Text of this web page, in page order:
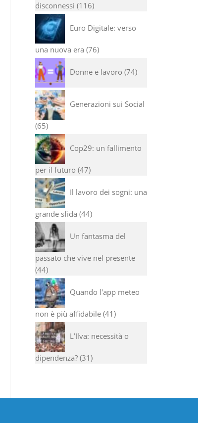
disconnessi 116
Euro Digitale: verso
una nuova era 76
Donne e lavoro 74
Generazioni sui Social
65
Cop29: un fallimento
per il futuro 47
Il lavoro dei sogni: una
grande sfida 44
Un fantasma del
passato che vive nel presente
44
Quando l'app meteo
non è più affidabile 41
L’Ilva: necessità o
dipendenza? 31